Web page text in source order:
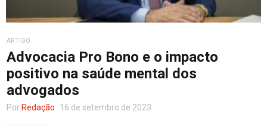
Entretenimento
Contato
ARTIGO
Advocacia Pro Bono e o impacto
positivo na saúde mental dos
advogados
Por Redação 16 de setembro de 2023